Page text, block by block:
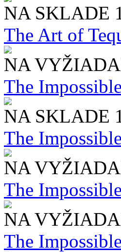
NA SKLADE
The Art of
NA
The
NA SKLADE
The
NA
The
NA
The